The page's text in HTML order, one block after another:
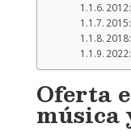
Oferta
música